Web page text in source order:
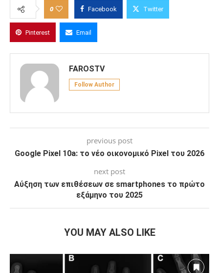
0 Facebook Twitter
Pinterest Email
FAROSTV
Follow Author
previous post
Google Pixel 10a: το νέο οικονομικό Pixel του 2026
next post
Αύξηση των επιθέσεων σε smartphones το πρώτο
εξάμηνο του 2025
YOU MAY ALSO LIKE